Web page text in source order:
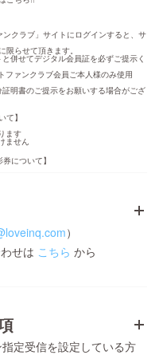
クラブ」サイトにログインすると、サ
らせて頂きます。
併せてデジタル会員証を必ずご提示く
ファンクラブ会員ご本人様のみ使用
明書のご提示をお願いする場合がござ
て】
ます
ません
について】
）
せは こちら から
定受信を設定している方